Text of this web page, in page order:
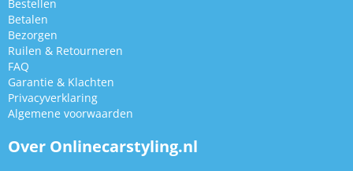
Bestellen
Betalen
Bezorgen
Ruilen & Retourneren
FAQ
Garantie & Klachten
Privacyverklaring
Algemene voorwaarden
Over Onlinecarstyling.nl